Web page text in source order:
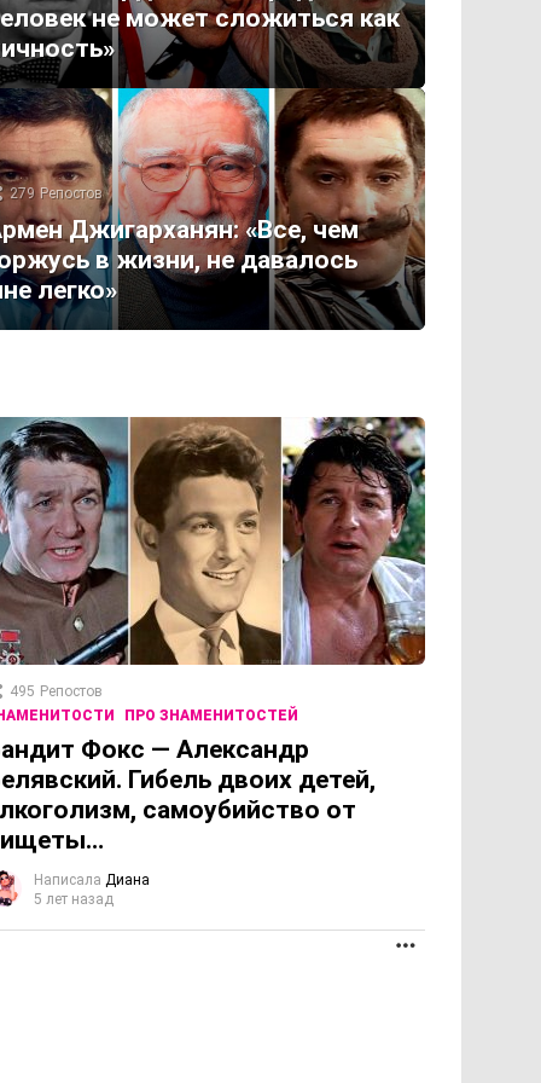
не может сложиться как
279 Репостов
Джигарханян: «Все, чем
в жизни, не давалось
легко»
495 Репостов
ПРО ЗНАМЕНИТОСТЕЙ
Фокс — Александр
Гибель двоих детей,
самоубийство от
Написала Диана
5 лет назад